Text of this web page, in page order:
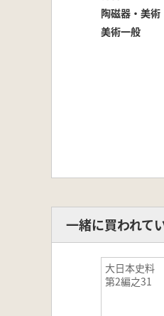
陶磁器・美術
美術一般
一緒に買われて
大日本史料
第2編之31